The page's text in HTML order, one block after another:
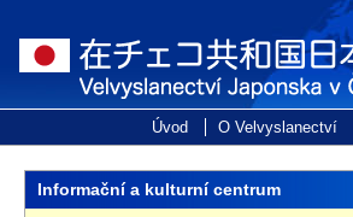
Informační a kulturní centrum